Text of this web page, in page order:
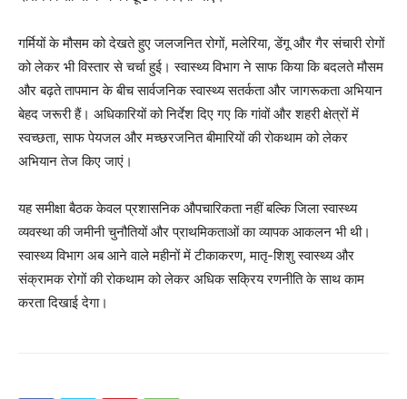
SUBSCRIBE NOW
Company
About
Contact us
Subscription Plans
My account
गर्मियों के मौसम को देखते हुए जलजनित रोगों, मलेरिया, डेंगू और गैर संचारी रोगों
को लेकर भी विस्तार से चर्चा हुई। स्वास्थ्य विभाग ने साफ किया कि बदलते मौसम
और बढ़ते तापमान के बीच सार्वजनिक स्वास्थ्य सतर्कता और जागरूकता अभियान
बेहद जरूरी हैं। अधिकारियों को निर्देश दिए गए कि गांवों और शहरी क्षेत्रों में
स्वच्छता, साफ पेयजल और मच्छरजनित बीमारियों की रोकथाम को लेकर
अभियान तेज किए जाएं।
यह समीक्षा बैठक केवल प्रशासनिक औपचारिकता नहीं बल्कि जिला स्वास्थ्य
व्यवस्था की जमीनी चुनौतियों और प्राथमिकताओं का व्यापक आकलन भी थी।
स्वास्थ्य विभाग अब आने वाले महीनों में टीकाकरण, मातृ-शिशु स्वास्थ्य और
संक्रामक रोगों की रोकथाम को लेकर अधिक सक्रिय रणनीति के साथ काम
करता दिखाई देगा।